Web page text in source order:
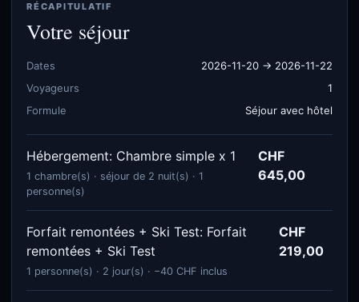
RÉCAPITULATIF
Votre séjour
Dates
2026-11-20 → 2026-11-22
Voyageurs
1
Formule
Séjour avec hôtel
Hébergement: Chambre simple x 1
1 chambre(s) · séjour de 2 nuit(s) · 1
personne(s)
CHF
645,00
Forfait remontées + Ski Test: Forfait
remontées + Ski Test
1 personne(s) · 2 jour(s) · −40 CHF inclus
CHF
219,00